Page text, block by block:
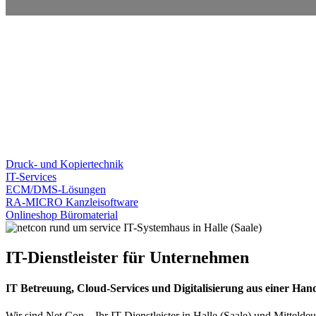
Druck- und Kopiertechnik
IT-Services
ECM/DMS-Lösungen
RA-MICRO Kanzleisoftware
Onlineshop Büromaterial
IT-Dienstleister für Unternehmen
IT Betreuung, Cloud-Services und Digitalisierung aus einer